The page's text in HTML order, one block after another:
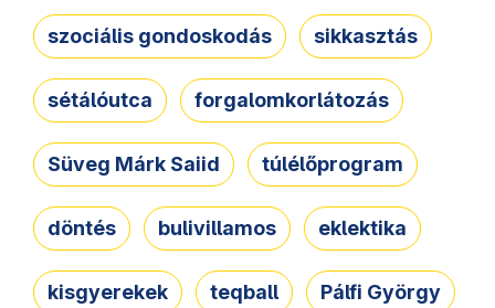
szociális gondoskodás sikkasztás
sétálóutca forgalomkorlátozás
Süveg Márk Saiid túlélőprogram
döntés bulivillamos eklektika
kisgyerekek teqball Pálfi György